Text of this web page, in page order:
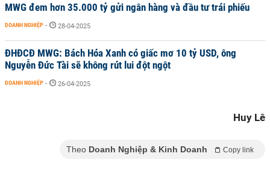
MWG đem hơn 35.000 tỷ gửi ngân hàng và đầu tư trái phiếu
DOANH NGHIỆP - 28-04-2025
ĐHĐCĐ MWG: Bách Hóa Xanh có giấc mơ 10 tỷ USD, ông
Nguyễn Đức Tài sẽ không rút lui đột ngột
DOANH NGHIỆP - 26-04-2025
Huy Lê
Theo Doanh Nghiệp & Kinh Doanh Copy link